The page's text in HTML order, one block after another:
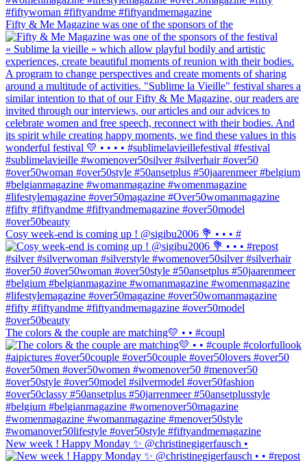
Fifty & Me Magazine was one of the sponsors of the
Cosy week-end is coming up ! @sigibu2006 💐 • • • #
The colors & the couple are matching💛 • • #coupl
New week ! Happy Monday ✨ @christinegigerfausch •